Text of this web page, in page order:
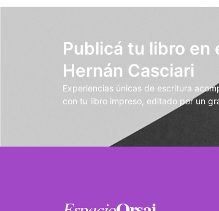
Publicá tu libro en
Hernán Casciari
Experiencias únicas de escritura
con tu libro impreso, editado por un